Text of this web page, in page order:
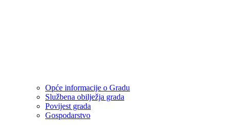
Opće informacije o Gradu
Službena obilježja grada
Povijest grada
Gospodarstvo